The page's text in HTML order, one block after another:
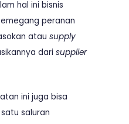
hal ini bisnis
peranan
atau supply
dari supplier
ini juga bisa
saluran